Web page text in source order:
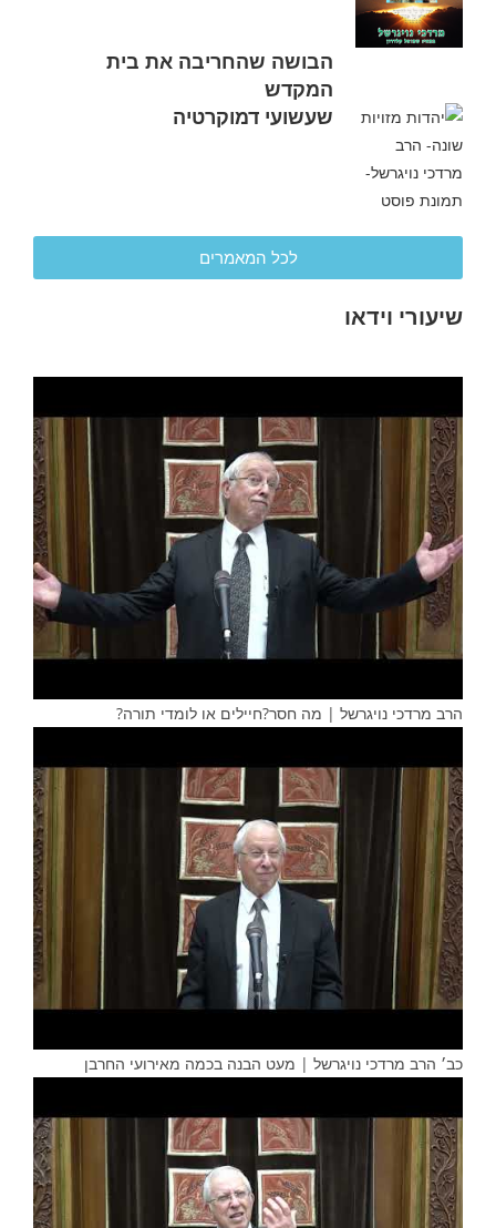
הבושה שהחריבה את בית
המקדש
שעשועי דמוקרטיה
לכל המאמרים
שיעורי וידאו
הרב מרדכי נויגרשל | מה חסר?חיילים או לומדי תורה?
כב׳ הרב מרדכי נויגרשל | מעט הבנה בכמה מאירועי החרבן